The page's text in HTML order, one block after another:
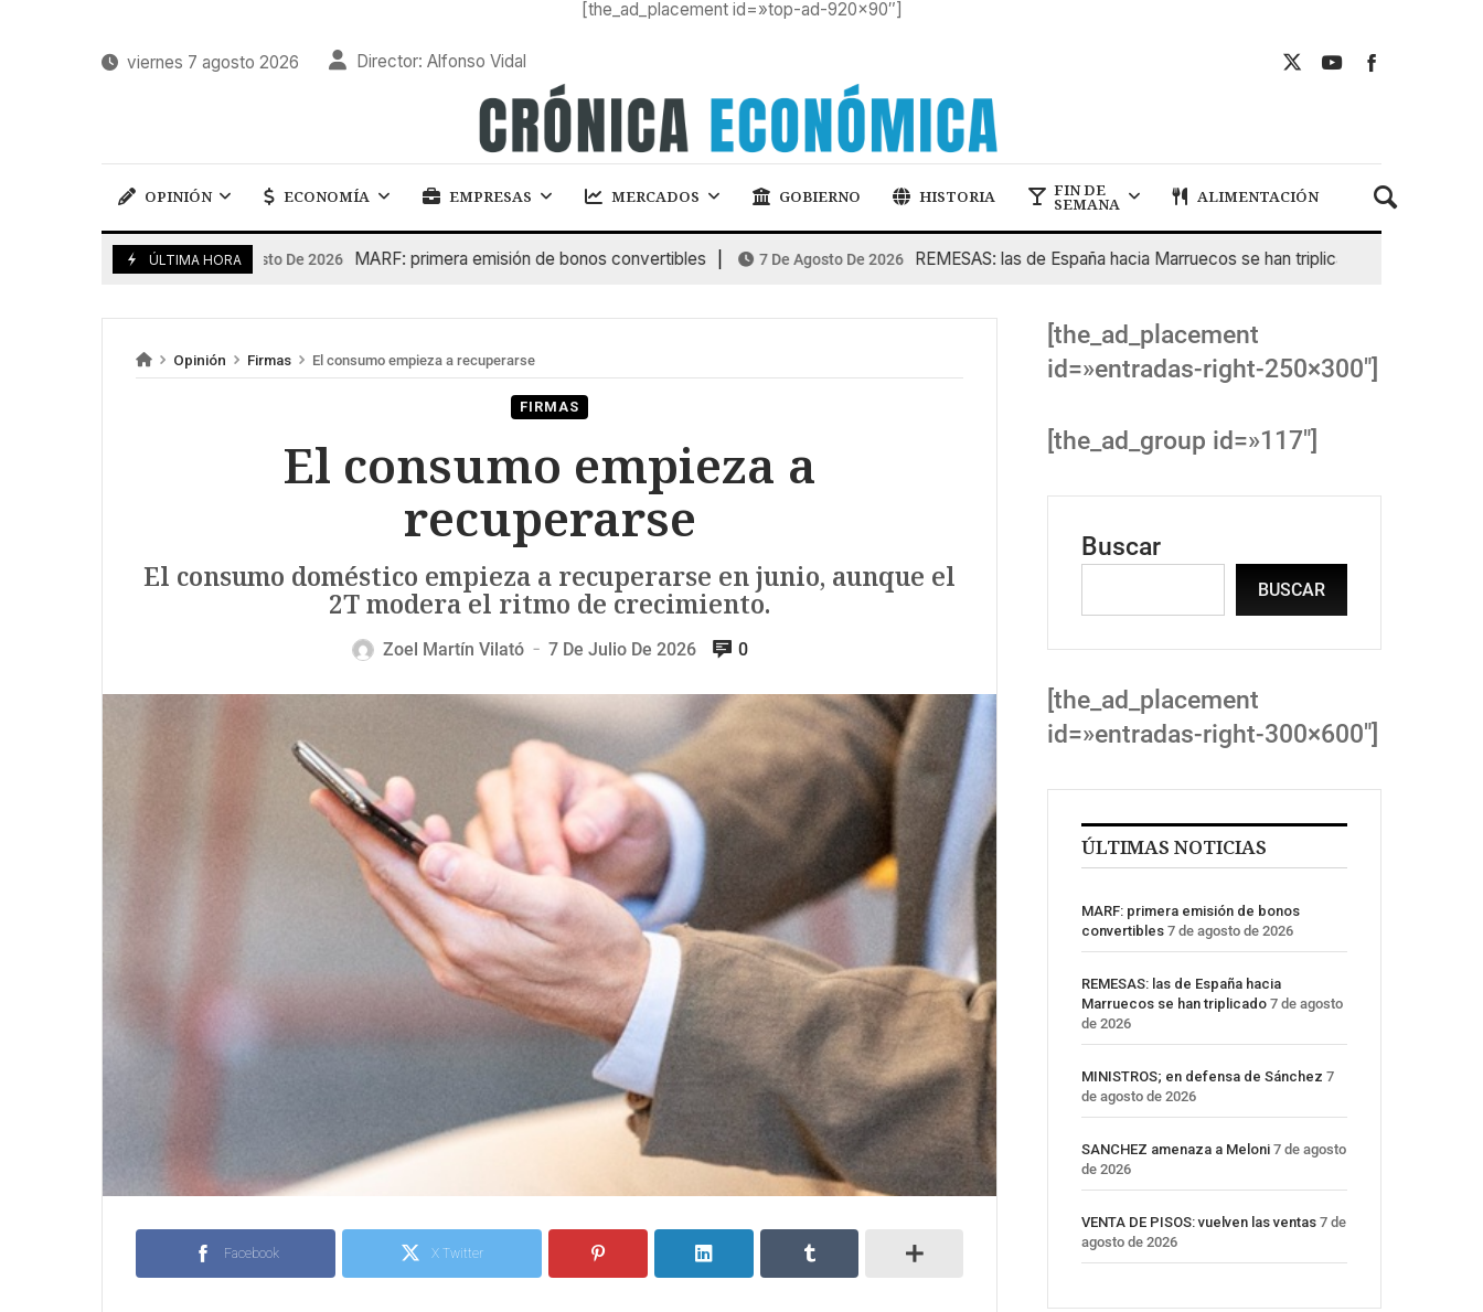
[the_ad_placement id=»top-ad-920×90″]
viernes 7 agosto 2026 Director: Alfonso Vidal
OPINIÓN ECONOMÍA EMPRESAS MERCADOS GOBIERNO HISTORIA FIN DE
SEMANA ALIMENTACIÓN
ÚLTIMA HORA
7 De Agosto De 2026 MARF: primera emisión de bonos convertibles 7 De Agosto De 2026 REMESAS: las de España hacia Marruecos se han triplicado
Opinión Firmas El consumo empieza a recuperarse
FIRMAS
El consumo empieza a
recuperarse
El consumo doméstico empieza a recuperarse en junio, aunque el
2T modera el ritmo de crecimiento.
Zoel Martín Vilató — 7 De Julio De 2026 0
Facebook X Twitter
[the_ad_placement
id=»entradas-right-250×300″]
[the_ad_group id=»117″]
Buscar
BUSCAR
[the_ad_placement
id=»entradas-right-300×600″]
ÚLTIMAS NOTICIAS
MARF: primera emisión de bonos
convertibles 7 de agosto de 2026
REMESAS: las de España hacia
Marruecos se han triplicado 7 de agosto
de 2026
MINISTROS; en defensa de Sánchez 7
de agosto de 2026
SANCHEZ amenaza a Meloni 7 de agosto
de 2026
VENTA DE PISOS: vuelven las ventas 7 de
agosto de 2026